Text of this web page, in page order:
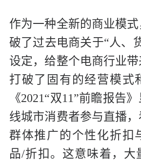
作为一种全新的商业模
破了过去电商关于“人、
设定，给整个电商行业
打破了固有的经营模式
《2021“双11”前瞻报告
线城市消费者参与直播
群体推广的个性化折扣
品/折扣。这意味着，大